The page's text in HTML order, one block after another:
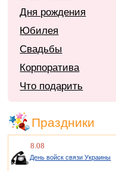
Дня рождения
Юбилея
Свадьбы
Корпоратива
Что подарить
Праздники
8.08
День войск связи Украины